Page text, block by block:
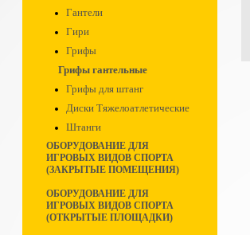
Гантели
Гири
Грифы
Грифы гантельные
Грифы для штанг
Диски Тяжелоатлетические
Штанги
ОБОРУДОВАНИЕ ДЛЯ
ИГРОВЫХ ВИДОВ СПОРТА
(ЗАКРЫТЫЕ ПОМЕЩЕНИЯ)
ОБОРУДОВАНИЕ ДЛЯ
ИГРОВЫХ ВИДОВ СПОРТА
(ОТКРЫТЫЕ ПЛОЩАДКИ)